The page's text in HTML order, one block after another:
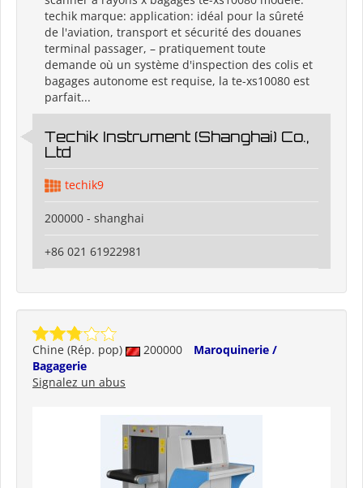
techik marque: application: idéal pour la sûreté
de l'aviation, transport et sécurité des douanes
terminal passager, – pratiquement toute
demande où un système d'inspection des colis et
bagages autonome est requise, la te-xs10080 est
parfait...
Techik Instrument (Shanghai) Co.,
Ltd
techik9
200000 - shanghai
+86 021 61922981
Chine (Rép. pop) 200000
Maroquinerie /
Bagagerie
Signalez un abus